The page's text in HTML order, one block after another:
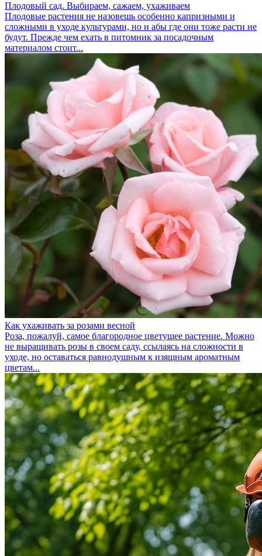
Плодовый сад. Выбираем, сажаем, ухаживаем
Плодовые растения не назовешь особенно капризными и
сложными в уходе культурами, но и абы где они тоже расти не
будут. Прежде чем ехать в питомник за посадочным
материалом стоит...
Как ухаживать за розами весной
Роза, пожалуй, самое благородное цветущее растение. Можно
не выращивать розы в своем саду, ссылаясь на сложности в
уходе, но оставаться равнодушным к изящным ароматным
цветам...